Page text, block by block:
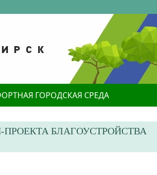
ГОРОДСКАЯ СРЕДА
БЛАГОУСТРОЙСТВА